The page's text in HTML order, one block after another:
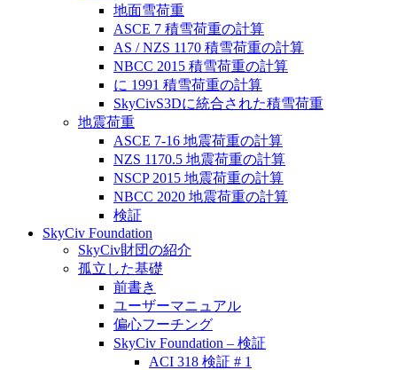
地面雪荷重
ASCE 7 積雪荷重の計算
AS / NZS 1170 積雪荷重の計算
NBCC 2015 積雪荷重の計算
に 1991 積雪荷重の計算
SkyCivS3Dに統合された積雪荷重
地震荷重
ASCE 7-16 地震荷重の計算
NZS 1170.5 地震荷重の計算
NSCP 2015 地震荷重の計算
NBCC 2020 地震荷重の計算
検証
SkyCiv Foundation
SkyCiv財団の紹介
孤立した基礎
前書き
ユーザーマニュアル
偏心フーチング
SkyCiv Foundation – 検証
ACI 318 検証 # 1